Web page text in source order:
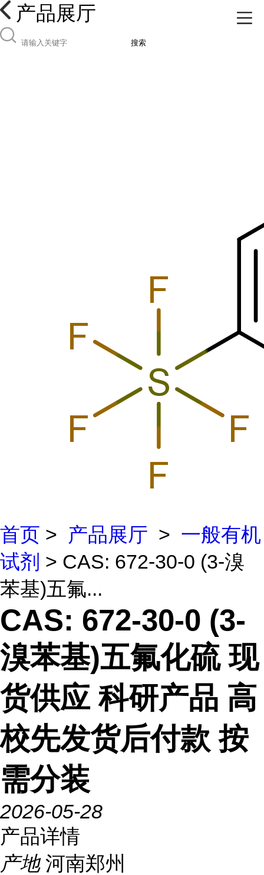
产品展厅
搜索
首页 > 产品展厅 > 一般有机
试剂 > CAS: 672-30-0 (3-溴
苯基)五氟...
CAS: 672-30-0 (3-
溴苯基)五氟化硫 现
货供应 科研产品 高
校先发货后付款 按
需分装
2026-05-28
产品详情
产地 河南郑州